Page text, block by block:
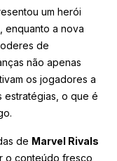
um herói
enquanto a nova
de
não apenas
os jogadores a
estratégias, o que é
de Marvel Rivals
o conteúdo fresco